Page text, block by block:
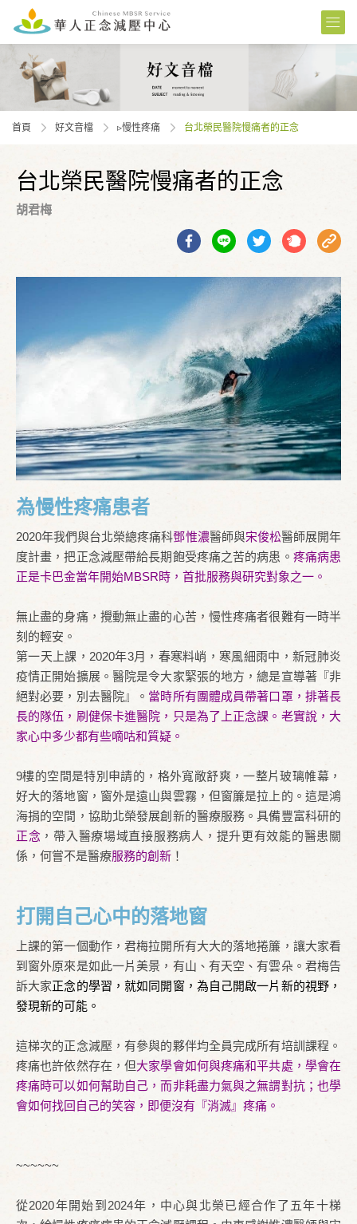
首頁 好文音檔 ▹慢性疼痛 台北榮民醫院慢痛者的正念
台北榮民醫院慢痛者的正念
胡君梅
為慢性疼痛患者
2020年我們與台北榮總疼痛科鄧惟濃醫師與宋俊松醫師展開年
度計畫，把正念減壓帶給長期飽受疼痛之苦的病患。 疼痛病患
正是卡巴金當年開始MBSR時，首批服務與研究對象之一。
無止盡的身痛，攪動無止盡的心苦，慢性疼痛者很難有一時半
刻的輕安。
第一天上課，2020年3月，春寒料峭，寒風細雨中，新冠肺炎
疫情正開始擴展。醫院是令大家緊張的地方，總是宣導著『非
絕對必要，別去醫院』。 當時所有團體成員帶著口罩，排著長
長的隊伍，刷健保卡進醫院，只是為了上正念課。老實說，大
家心中多少都有些嘀咕和質疑。
9樓的空間是特別申請的，格外寬敞舒爽，一整片玻璃帷幕，
好大的落地窗，窗外是遠山與雲霧，但窗簾是拉上的。這是鴻
海捐的空間，協助北榮發展創新的醫療服務。具備豐富科研的
正念 ，帶入醫療場域直接服務病人，提升更有效能的醫患關
係，何嘗不是醫療服務的創新 ！
打開自己心中的落地窗
上課的第一個動作，君梅拉開所有大大的落地捲簾，讓大家看
到窗外原來是如此一片美景，有山、有天空、有雲朵。君梅告
訴大家正念的學習，就如同開窗，為自己開啟一片新的視野，
發現新的可能。
這梯次的正念減壓，有參與的夥伴均全員完成所有培訓課程。
疼痛也許依然存在，但大家學會如何與疼痛和平共處，學會在
疼痛時可以如何幫助自己，而非耗盡力氣與之無謂對抗；也學
會如何找回自己的笑容，即便沒有『消滅』疼痛。
~~~~~~
從2020年開始到2024年，中心與北榮已經合作了五年十梯